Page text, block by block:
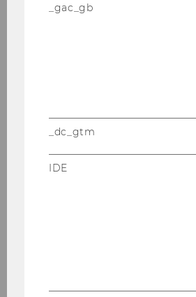
_gac_gb
_dc_gtm
IDE